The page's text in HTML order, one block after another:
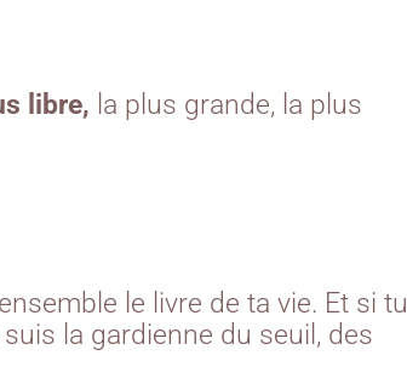
libre, la plus grande, la plus
le livre de ta vie. Et si tu
la gardienne du seuil, des